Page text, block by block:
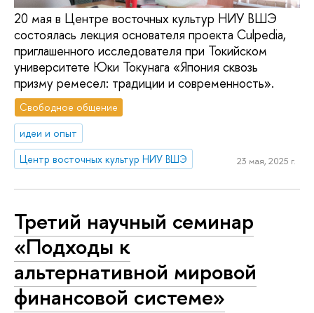
20 мая в Центре восточных культур НИУ ВШЭ
состоялась лекция основателя проекта Culpedia,
приглашенного исследователя при Токийском
университете Юки Токунага «Япония сквозь
призму ремесел: традиции и современность».
Свободное общение
идеи и опыт
Центр восточных культур НИУ ВШЭ
23 мая, 2025 г.
Третий научный семинар
«Подходы к
альтернативной мировой
финансовой системе»